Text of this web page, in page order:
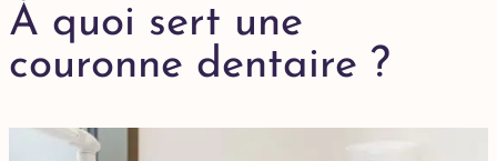
À quoi sert une
couronne dentaire ?